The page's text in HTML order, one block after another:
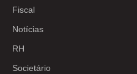
Fiscal
Notícias
RH
Societário